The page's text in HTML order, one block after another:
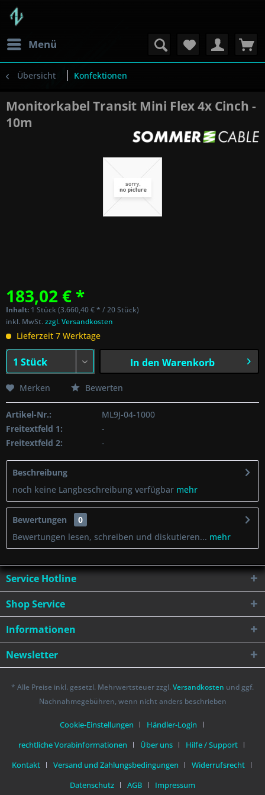
Menü
Übersicht Konfektionen
Monitorkabel Transit Mini Flex 4x Cinch -
10m
183,02 € *
Inhalt: 1 Stück (3.660,40 € * / 20 Stück)
inkl. MwSt.zzgl. Versandkosten
Lieferzeit 7 Werktage
In den Warenkorb
Merken Bewerten
Artikel-Nr.:
ML9J-04-1000
Freitextfeld 1:
-
Freitextfeld 2:
-
Beschreibung
noch keine Langbeschreibung verfügbar mehr
Bewertungen
0
Bewertungen lesen, schreiben und diskutieren... mehr
Service Hotline
Shop Service
Informationen
Newsletter
* Alle Preise inkl. gesetzl. Mehrwertsteuer zzgl. Versandkosten und ggf.
Nachnahmegebühren, wenn nicht anders beschrieben
Cookie-Einstellungen
Händler-Login
rechtliche Vorabinformationen
Über uns
Hilfe / Support
Kontakt
Versand und Zahlungsbedingungen
Widerrufsrecht
Datenschutz
AGB Impressum